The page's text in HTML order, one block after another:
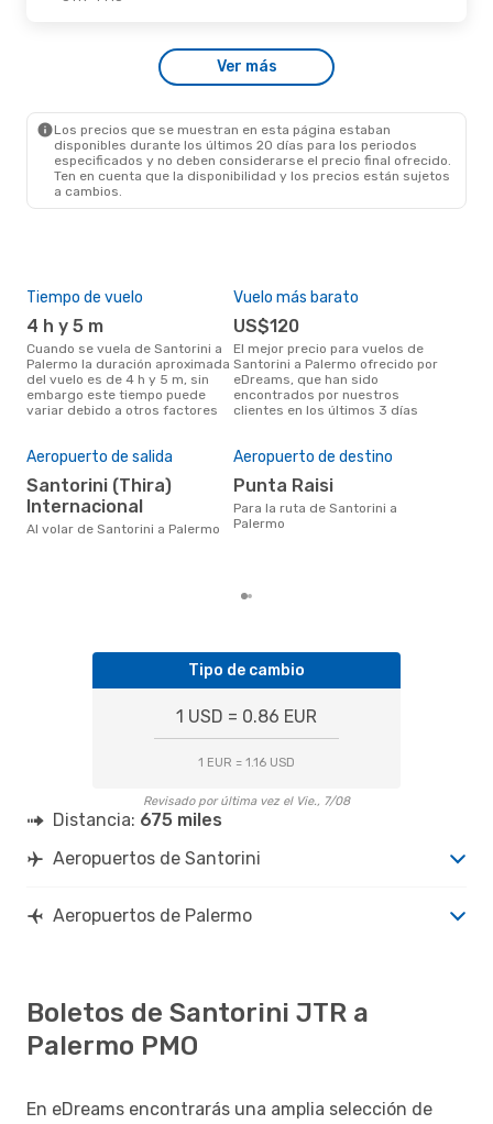
Ver más
Los precios que se muestran en esta página estaban
disponibles durante los últimos 20 días para los periodos
especificados y no deben considerarse el precio final ofrecido.
Ten en cuenta que la disponibilidad y los precios están sujetos
a cambios.
Tiempo de vuelo
4 h y 5 m
Cuando se vuela de Santorini a
Palermo la duración aproximada
del vuelo es de 4 h y 5 m, sin
embargo este tiempo puede
variar debido a otros factores
Vuelo más barato
US$120
El mejor precio para vuelos de
Santorini a Palermo ofrecido por
eDreams, que han sido
encontrados por nuestros
clientes en los últimos 3 días
Aeropuerto de salida
Santorini (Thira)
Internacional
Al volar de Santorini a Palermo
Aeropuerto de destino
Punta Raisi
Para la ruta de Santorini a
Palermo
Tipo de cambio
1 USD = 0.86 EUR
1 EUR = 1.16 USD
Revisado por última vez el Vie., 7/08
Distancia: 675 miles
Aeropuertos de Santorini
Aeropuertos de Palermo
Boletos de Santorini JTR a
Palermo PMO
En eDreams encontrarás una amplia selección de